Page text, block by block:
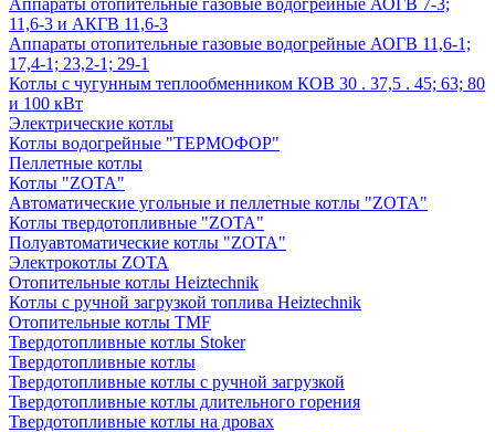
Аппараты отопительные газовые водогрейные АОГВ 7-3;
11,6-3 и АКГВ 11,6-3
Аппараты отопительные газовые водогрейные АОГВ 11,6-1;
17,4-1; 23,2-1; 29-1
Котлы с чугунным теплообменником КОВ 30 . 37,5 . 45; 63; 80
и 100 кВт
Электрические котлы
Котлы водогрейные "ТЕРМОФОР"
Пеллетные котлы
Котлы "ZOTA"
Автоматические угольные и пеллетные котлы "ZOTA"
Котлы твердотопливные "ZOTA"
Полуавтоматические котлы "ZOTA"
Электрокотлы ZOTA
Отопительные котлы Heiztechnik
Котлы с ручной загрузкой топлива Heiztechnik
Отопительные котлы TMF
Твердотопливные котлы Stoker
Твердотопливные котлы
Твердотопливные котлы с ручной загрузкой
Твердотопливные котлы длительного горения
Твердотопливные котлы на дровах